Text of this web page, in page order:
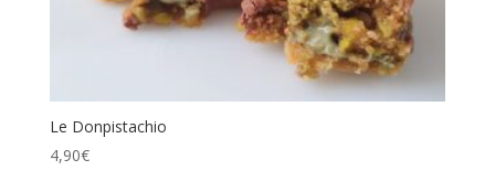
Le Donpistachio
4,90€